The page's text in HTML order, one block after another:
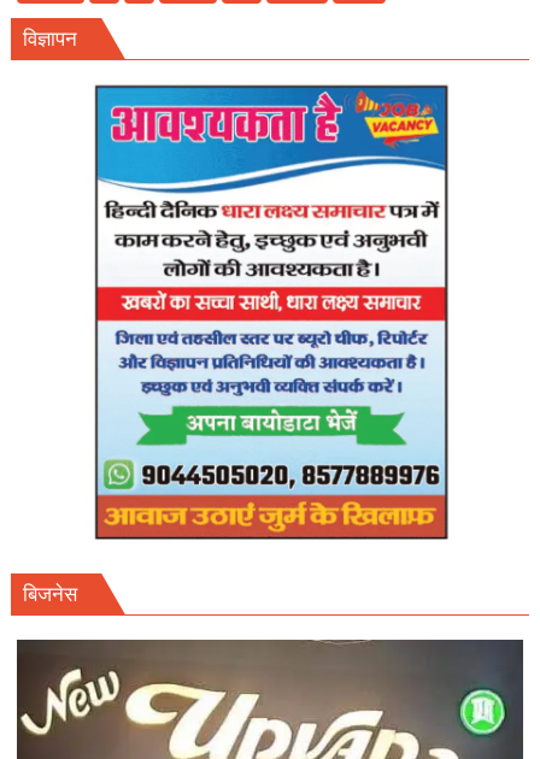
सख्त,आयोग
अप्रैल
फाइनल
शेड्यूल
तलब।
विज्ञापन
बिजनेस